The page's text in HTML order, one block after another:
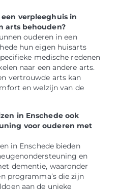
verpleeghuis in
arts behouden?
ouderen in een
hun eigen huisarts
medische redenen
naar een andere arts.
vertrouwde arts kan
en welzijn van de
in Enschede ook
voor ouderen met
in Enschede bieden
en
dementie, waaronder
programma’s die zijn
aan de unieke